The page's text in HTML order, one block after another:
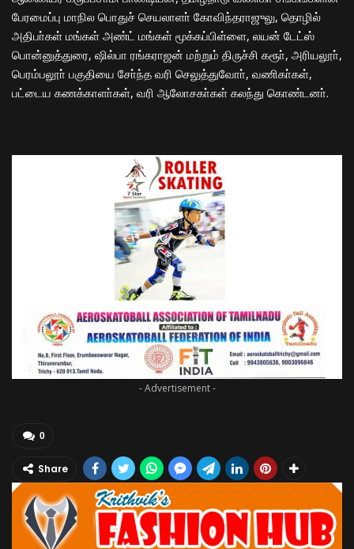
பேரமைப்பு மாநில பொதுச் செயலாளா் கோவிந்தராஜுலு, தொழில்
அதிபா்கள் மங்கள் அண்ட் மங்கள் மூக்கப்பிள்ளை, லயன் டேட்ஸ்
பொன்னுத்துரை, ஷில்பா ரங்கராஜன் மற்றும் திருச்சி கரூா், அரியலூா்,
பெரம்பலூா் பகுதியை சோ்ந்த வரி செலுத்துவோா், வணிகா்கள்,
பட்டைய கணக்காளா்கள், வரி ஆலோசகா்கள் கலந்து கொண்டனா்.
- Advertisement -
0
Share